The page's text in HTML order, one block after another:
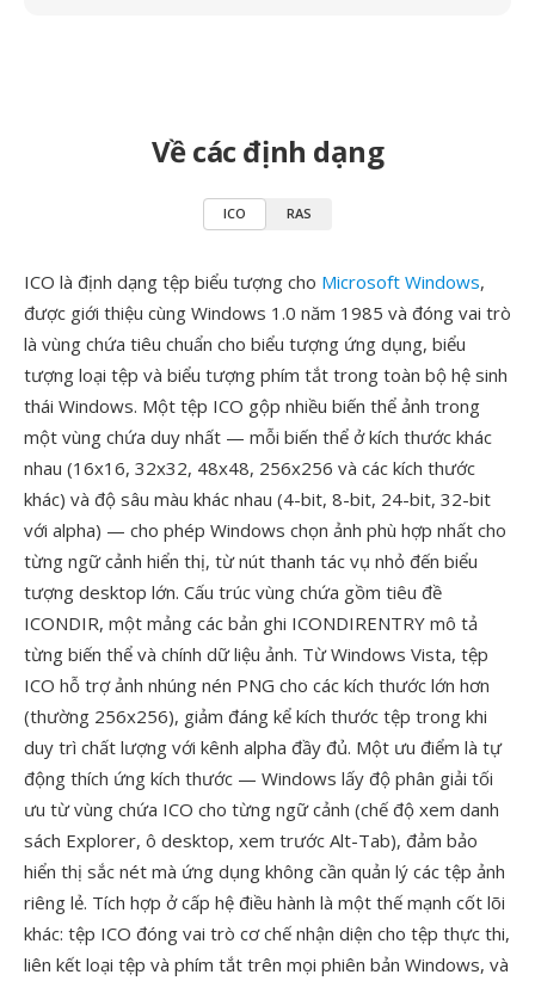
Về các định dạng
ICO RAS
ICO là định dạng tệp biểu tượng cho Microsoft Windows,
được giới thiệu cùng Windows 1.0 năm 1985 và đóng vai trò
là vùng chứa tiêu chuẩn cho biểu tượng ứng dụng, biểu
tượng loại tệp và biểu tượng phím tắt trong toàn bộ hệ sinh
thái Windows. Một tệp ICO gộp nhiều biến thể ảnh trong
một vùng chứa duy nhất — mỗi biến thể ở kích thước khác
nhau (16x16, 32x32, 48x48, 256x256 và các kích thước
khác) và độ sâu màu khác nhau (4-bit, 8-bit, 24-bit, 32-bit
với alpha) — cho phép Windows chọn ảnh phù hợp nhất cho
từng ngữ cảnh hiển thị, từ nút thanh tác vụ nhỏ đến biểu
tượng desktop lớn. Cấu trúc vùng chứa gồm tiêu đề
ICONDIR, một mảng các bản ghi ICONDIRENTRY mô tả
từng biến thể và chính dữ liệu ảnh. Từ Windows Vista, tệp
ICO hỗ trợ ảnh nhúng nén PNG cho các kích thước lớn hơn
(thường 256x256), giảm đáng kể kích thước tệp trong khi
duy trì chất lượng với kênh alpha đầy đủ. Một ưu điểm là tự
động thích ứng kích thước — Windows lấy độ phân giải tối
ưu từ vùng chứa ICO cho từng ngữ cảnh (chế độ xem danh
sách Explorer, ô desktop, xem trước Alt-Tab), đảm bảo
hiển thị sắc nét mà ứng dụng không cần quản lý các tệp ảnh
riêng lẻ. Tích hợp ở cấp hệ điều hành là một thế mạnh cốt lõi
khác: tệp ICO đóng vai trò cơ chế nhận diện cho tệp thực thi,
liên kết loại tệp và phím tắt trên mọi phiên bản Windows, và